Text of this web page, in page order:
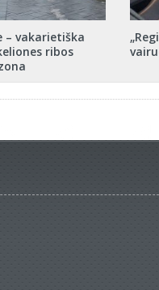
– vakarietiška
ribos